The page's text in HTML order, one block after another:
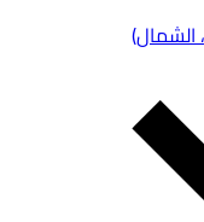
الشمال)